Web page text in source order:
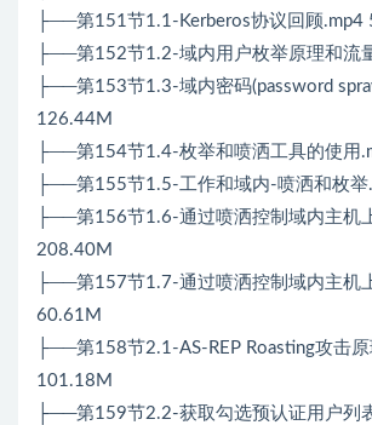
├──第151节1.1-Kerberos协议回顾.mp4
├──第152节1.2-域内用户枚举原理和流
├──第153节1.3-域内密码(password
126.44M
├──第154节1.4-枚举和喷洒工具的使用
├──第155节1.5-工作和域内-喷洒和枚
├──第156节1.6-通过喷洒控制域内主机
208.40M
├──第157节1.7-通过喷洒控制域内主机
60.61M
├──第158节2.1-AS-REP Roasting攻击
101.18M
├──第159节2.2-获取勾选预认证用户列